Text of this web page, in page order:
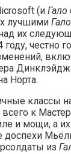
(и Гало
лучшими Гало
их
честно
Норта.
классы
к
и мощи, а
из